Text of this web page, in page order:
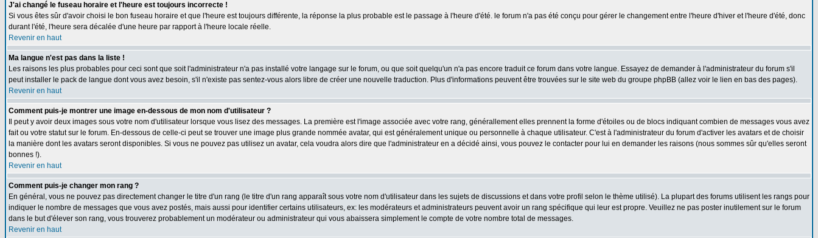
J'ai changé le fuseau horaire et l'heure est toujours incorrecte !
Si vous êtes sûr d'avoir choisi le bon fuseau horaire et que l'heure est toujours différente, la réponse la plus probable est le passage à l'heure d'été. le forum n'a pas été conçu pour gérer le changement entre l'heure d'hiver et l'heure d'été, donc
durant l'été, l'heure sera décalée d'une heure par rapport à l'heure locale réelle.
Revenir en haut
Ma langue n'est pas dans la liste !
Les raisons les plus probables pour ceci sont que soit l'administrateur n'a pas installé votre langage sur le forum, ou que soit quelqu'un n'a pas encore traduit ce forum dans votre langue. Essayez de demander à l'administrateur du forum s'il
peut installer le pack de langue dont vous avez besoin, s'il n'existe pas sentez-vous alors libre de créer une nouvelle traduction. Plus d'informations peuvent être trouvées sur le site web du groupe phpBB (allez voir le lien en bas des pages).
Revenir en haut
Comment puis-je montrer une image en-dessous de mon nom d'utilisateur ?
Il peut y avoir deux images sous votre nom d'utilisateur lorsque vous lisez des messages. La première est l'image associée avec votre rang, générallement elles prennent la forme d'étoiles ou de blocs indiquant combien de messages vous avez
fait ou votre statut sur le forum. En-dessous de celle-ci peut se trouver une image plus grande nommée avatar, qui est généralement unique ou personnelle à chaque utilisateur. C'est à l'administrateur du forum d'activer les avatars et de choisir
la manière dont les avatars seront disponibles. Si vous ne pouvez pas utilisez un avatar, cela voudra alors dire que l'administrateur en a décidé ainsi, vous pouvez le contacter pour lui en demander les raisons (nous sommes sûr qu'elles seront
bonnes !).
Revenir en haut
Comment puis-je changer mon rang ?
En général, vous ne pouvez pas directement changer le titre d'un rang (le titre d'un rang apparaît sous votre nom d'utilisateur dans les sujets de discussions et dans votre profil selon le thème utilisé). La plupart des forums utilisent les rangs pour
indiquer le nombre de messages que vous avez postés, mais aussi pour identifier certains utilisateurs, ex: les modérateurs et administrateurs peuvent avoir un rang spécifique qui leur est propre. Veuillez ne pas poster inutilement sur le forum
dans le but d'élever son rang, vous trouverez probablement un modérateur ou administrateur qui vous abaissera simplement le compte de votre nombre total de messages.
Revenir en haut